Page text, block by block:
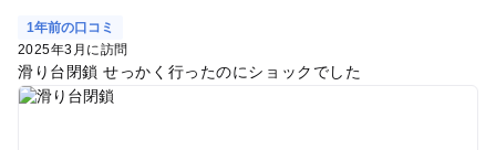
1年前の口コミ
2025年3月に訪問
滑り台閉鎖 せっかく行ったのにショックでした